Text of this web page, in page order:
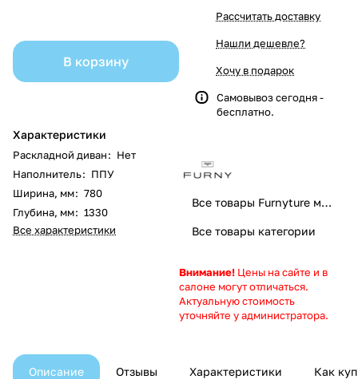
В корзину
Характеристики
Раскладной диван: Нет
Наполнитель: ППУ
Ширина, мм: 780
Глубина, мм: 1330
Все характеристики
Рассчитать доставку
Нашли дешевле?
Хочу в подарок
Самовывоз сегодня -
бесплатно.
Все товары Furnyture мебель
Все товары категории
Внимание! Цены на сайте и в
салоне могут отличаться.
Актуальную стоимость
уточняйте у администратора.
Описание Отзывы Характеристики Как